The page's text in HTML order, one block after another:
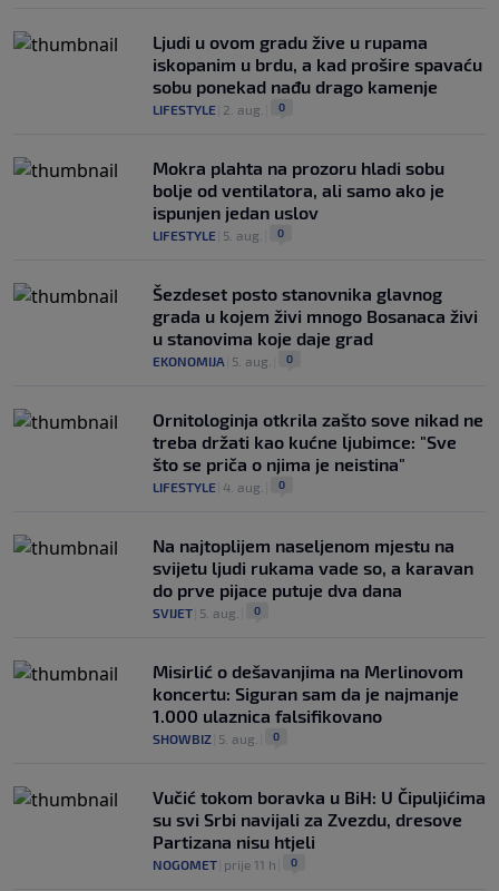
Ljudi u ovom gradu žive u rupama
iskopanim u brdu, a kad prošire spavaću
sobu ponekad nađu drago kamenje
LIFESTYLE 2. aug. 0
Mokra plahta na prozoru hladi sobu
bolje od ventilatora, ali samo ako je
ispunjen jedan uslov
LIFESTYLE 5. aug. 0
Šezdeset posto stanovnika glavnog
grada u kojem živi mnogo Bosanaca živi
u stanovima koje daje grad
EKONOMIJA 5. aug. 0
Ornitologinja otkrila zašto sove nikad ne
treba držati kao kućne ljubimce: "Sve
što se priča o njima je neistina"
LIFESTYLE 4. aug. 0
Na najtoplijem naseljenom mjestu na
svijetu ljudi rukama vade so, a karavan
do prve pijace putuje dva dana
SVIJET 5. aug. 0
Misirlić o dešavanjima na Merlinovom
koncertu: Siguran sam da je najmanje
1.000 ulaznica falsifikovano
SHOWBIZ 5. aug. 0
Vučić tokom boravka u BiH: U Čipuljićima
su svi Srbi navijali za Zvezdu, dresove
Partizana nisu htjeli
NOGOMET prije 11 h 0